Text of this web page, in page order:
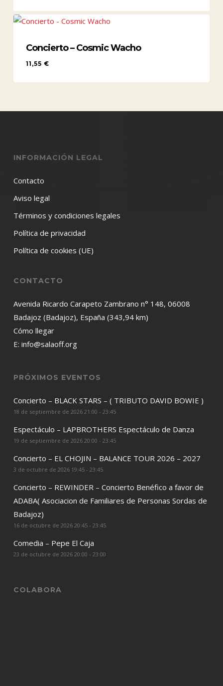
Concierto – Cosmic Wacho
11,55 €
INFORMACIÓN LEGAL
Contacto
Aviso legal
Términos y condiciones legales
Política de privacidad
Política de cookies (UE)
CONTACTO
Avenida Ricardo Carapeto Zambrano n° 148, 06008
Badajoz (Badajoz), España (343,94 km)
Cómo llegar
E: info@salaoff.org
PRÓXIMOS EVENTOS
Concierto – BLACK STARS – ( TRIBUTO DAVID BOWIE )
18 de septiembre de 2026 21:00 - 23:45
Espectáculo – LAPBROTHERS Espectáculo de Danza
19 de septiembre de 2026 20:00 - 23:45
Concierto – EL CHOJIN – BALANCE TOUR 2026 – 2027
3 de octubre de 2026 19:45 - 23:45
Concierto – REWINDER – Concierto Benéfico a favor de
ADABA( Asociacion de Familiares de Personas Sordas de
Badajoz)
16 de octubre de 2026 20:45 - 23:45
Comedia – Pepe El Caja
23 de octubre de 2026 20:00 - 23:00
COLABORA